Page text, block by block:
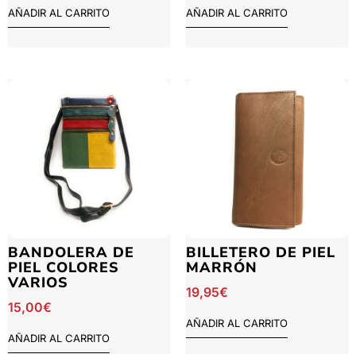
AÑADIR AL CARRITO AÑADIR AL CARRITO
BANDOLERA DE
PIEL COLORES
VARIOS
15,00€
AÑADIR AL CARRITO
BILLETERO DE PIEL
MARRÓN
19,95€
AÑADIR AL CARRITO